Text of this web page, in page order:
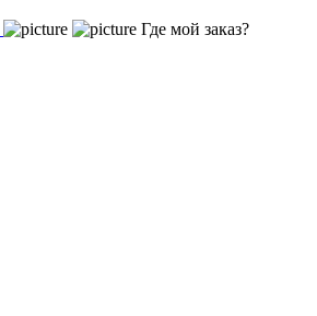
Где мой заказ?